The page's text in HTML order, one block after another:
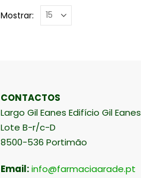
Mostrar:
CONTACTOS
Largo Gil Eanes Edifício Gil Eanes
Lote B-r/c-D
8500-536 Portimão
Email:info@farmaciaarade.pt